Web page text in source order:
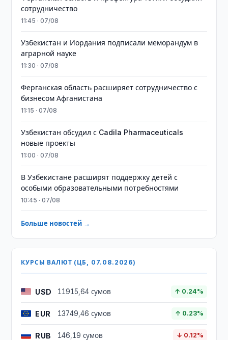
сотрудничество
11:45 · 07/08
Узбекистан и Иордания подписали меморандум в
аграрной науке
11:30 · 07/08
Ферганская область расширяет сотрудничество с
бизнесом Афганистана
11:15 · 07/08
Узбекистан обсудил с Cadila Pharmaceuticals
новые проекты
11:00 · 07/08
В Узбекистане расширят поддержку детей с
особыми образовательными потребностями
10:45 · 07/08
Больше новостей →
КУРСЫ ВАЛЮТ (ЦБ, 07.08.2026)
USD 11915,64 сумов ↑ 0.24%
EUR 13749,46 сумов ↑ 0.23%
RUB 146,19 сумов ↓ 0.12%